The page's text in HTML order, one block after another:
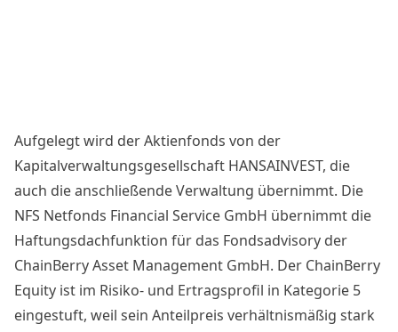
Aufgelegt wird der Aktienfonds von der
Kapitalverwaltungsgesellschaft HANSAINVEST, die
auch die anschließende Verwaltung übernimmt. Die
NFS Netfonds Financial Service GmbH übernimmt die
Haftungsdachfunktion für das Fondsadvisory der
ChainBerry Asset Management GmbH. Der ChainBerry
Equity ist im Risiko- und Ertragsprofil in Kategorie 5
eingestuft, weil sein Anteilpreis verhältnismäßig stark